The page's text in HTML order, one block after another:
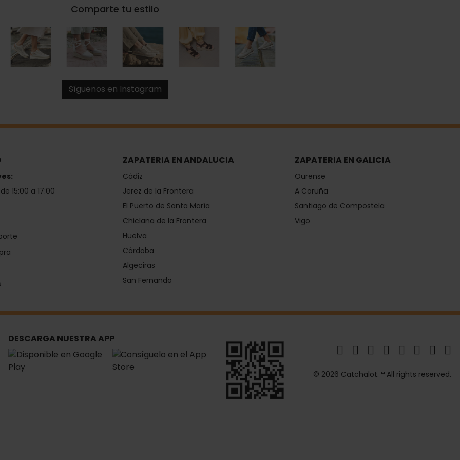
Comparte tu estilo
Síguenos en Instagram
15:00 a 17:00
ZAPATERIA EN ANDALUCIA
Cádiz
Jerez de la Frontera
El Puerto de Santa María
Chiclana de la Frontera
Huelva
Córdoba
Algeciras
San Fernando
ZAPATERIA EN GALICIA
Ourense
A Coruña
Santiago de Compostela
Vigo
DESCARGA NUESTRA APP
© 2026 Catchalot.™ All rights reserved.